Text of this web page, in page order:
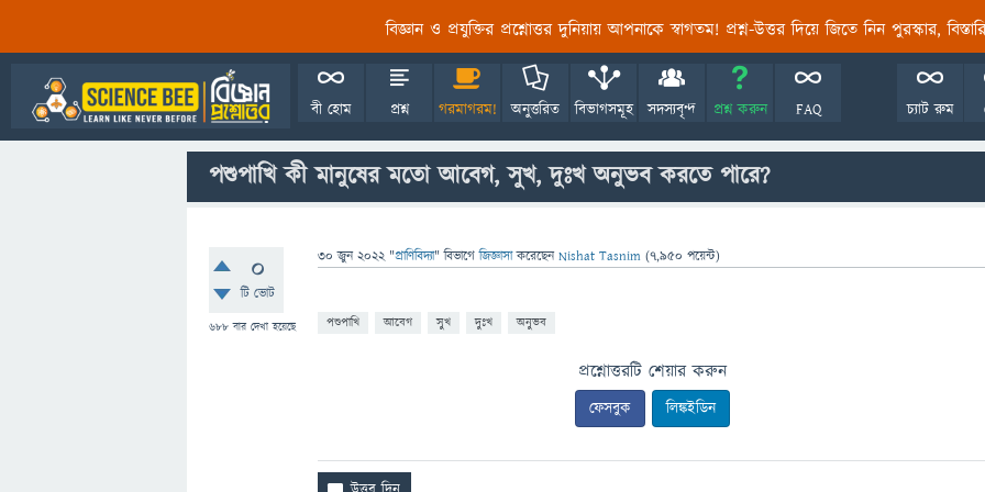
বিজ্ঞান ও প্রযুক্তির প্রশ্নোত্তর দুনিয়ায় আপনাকে স্বাগতম! প্রশ্ন-উত্তর দিয়ে জিতে নিন পুরস্কার,
বী হোম প্রশ্ন গরমাগরম! অনুত্তরিত বিভাগসমূহ সদস্যবৃন্দ প্রশ্ন করুন FAQ চ্যাট রুম
পশুপাখি কী মানুষের মতো আবেগ, সুখ, দুঃখ অনুভব করতে পারে?
0
টি ভোট
688 বার দেখা হয়েছে
30 জুন 2022 "প্রাণিবিদ্যা" বিভাগে জিজ্ঞাসাকরেছেনNishat Tasnim (7,950 পয়েন্ট)
পশুপাখি আবেগ সুখ দুঃখ অনুভব
প্রশ্নোত্তরটি শেয়ার করুন
ফেসবুক লিঙ্কইডিন